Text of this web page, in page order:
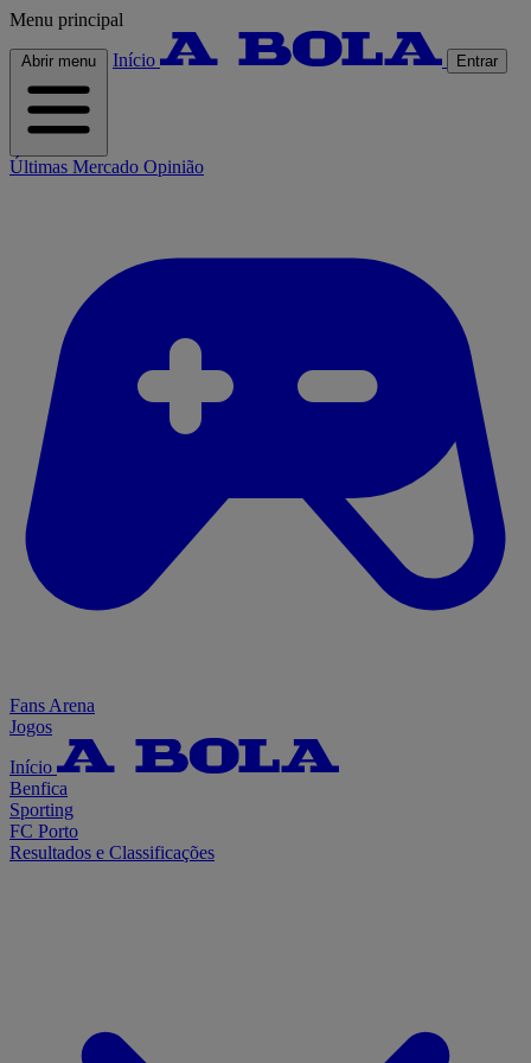
Menu principal
Abrir menu Início Entrar
Últimas Mercado Opinião
Fans Arena
Jogos
Início
Benfica
Sporting
FC Porto
Resultados e Classificações